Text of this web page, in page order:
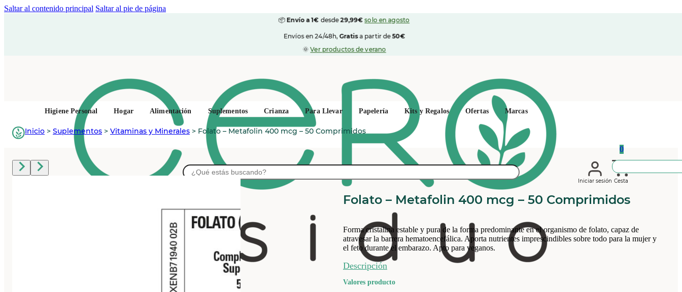
Saltar al contenido principal Saltar al pie de página
📦Envío a 1€ desde29,99€ solo en agosto
Envíos en 24/48h,Gratisa partir de50€
🌞Ver productos de verano
Buscar
Iniciar sesión
0
Cesta
Higiene Personal Hogar Alimentación Suplementos Crianza Para Llevar Papelería Kits y Regalos Ofertas Marcas
Inicio > Suplementos > Vitaminas y Minerales > Folato – Metafolin 400 mcg – 50 Comprimidos
Folato – Metafolin 400 mcg – 50 Comprimidos
Forma cristalina estable y pura de la forma predominante en el organismo de folato, capaz de
atravesar la barrera hematoencefálica. Aporta nutrientes imprescindibles sobre todo para la mujer y
el feto durante el embarazo. Apto para veganos.
Descripción
Valores producto